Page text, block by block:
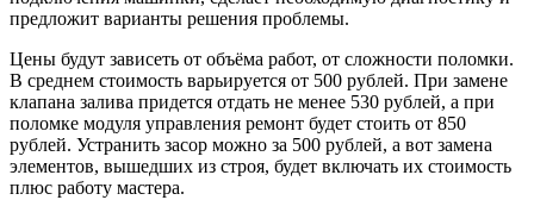
предложит варианты решения проблемы.
Цены будут зависеть от объёма работ, от сложности поломки.
В среднем стоимость варьируется от 500 рублей. При замене
клапана залива придется отдать не менее 530 рублей, а при
поломке модуля управления ремонт будет стоить от 850
рублей. Устранить засор можно за 500 рублей, а вот замена
элементов, вышедших из строя, будет включать их стоимость
плюс работу мастера.